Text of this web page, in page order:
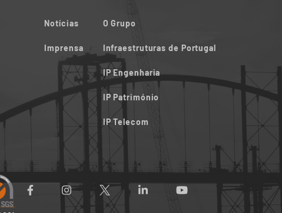
Notícias
Imprensa
O Grupo
Infraestruturas de Portugal
IP Engenharia
IP Património
IP Telecom